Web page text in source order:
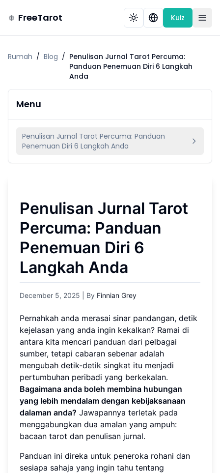
FreeTarot Kuiz
Rumah / Blog / Penulisan Jurnal Tarot Percuma:
Panduan Penemuan Diri 6 Langkah
Anda
Menu
Penulisan Jurnal Tarot Percuma: Panduan
Penemuan Diri 6 Langkah Anda
Penulisan Jurnal Tarot
Percuma: Panduan
Penemuan Diri 6
Langkah Anda
December 5, 2025 | By Finnian Grey
Pernahkah anda merasai sinar pandangan, detik
kejelasan yang anda ingin kekalkan? Ramai di
antara kita mencari panduan dari pelbagai
sumber, tetapi cabaran sebenar adalah
mengubah detik-detik singkat itu menjadi
pertumbuhan peribadi yang berkekalan.
Bagaimana anda boleh membina hubungan
yang lebih mendalam dengan kebijaksanaan
dalaman anda? Jawapannya terletak pada
menggabungkan dua amalan yang ampuh:
bacaan tarot dan penulisan jurnal.
Panduan ini direka untuk peneroka rohani dan
sesiapa sahaja yang ingin tahu tentang